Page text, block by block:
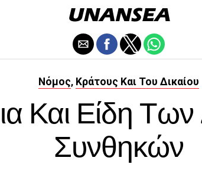
Νόμος, Κράτους Και Του Δικαίου
Και Είδη
Συνθηκών